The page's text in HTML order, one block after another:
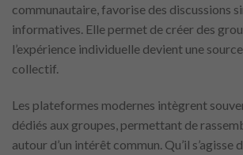
communautaire, favorise des discussions
informatives. Elle permet de créer des
l’expérience individuelle devient une
collectif.
Les plateformes modernes intègrent
dédiés aux groupes, permettant de
autour d’un intérêt commun. Qu’il s’agisse